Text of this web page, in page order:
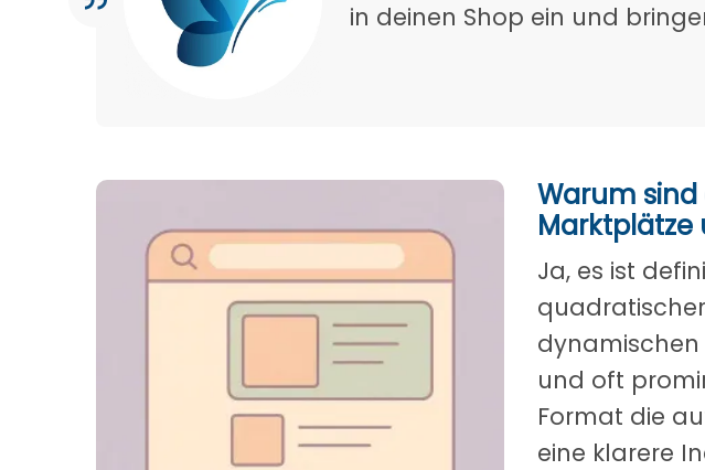
in deinen Shop ein und
Warum
Ja, es ist
und oft
Format die
eine klarere